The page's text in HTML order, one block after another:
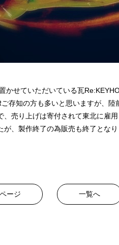
かせていただいている瓦
存知の方も多いと思いますが、
、売り上げは寄付されて東北に雇
が、製作終了の為販売も終了とな
ージ 一覧へ